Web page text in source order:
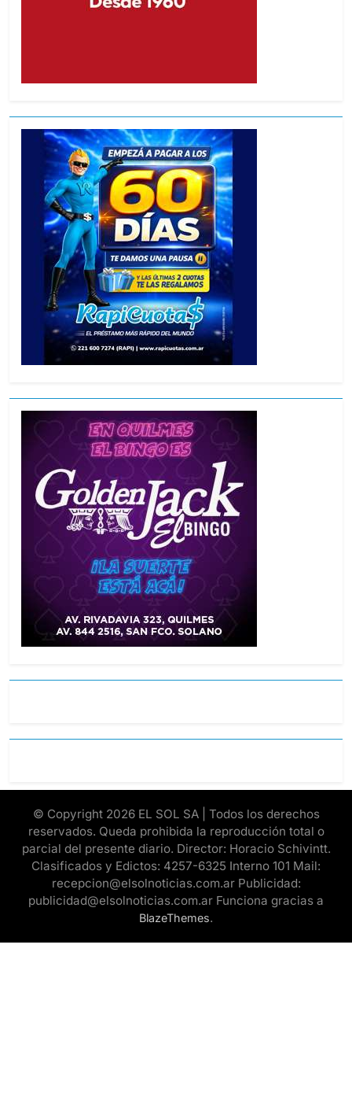
© Copyright 2026 EL SOL SA | Todos los derechos
reservados. Queda prohibida la reproducción total o
parcial del presente diario. Director: Horacio Schivintt.
Clasificados y Edictos: 4257-6325 Interno 101 Mail:
recepcion@elsolnoticias.com.ar Publicidad:
publicidad@elsolnoticias.com.ar Funciona gracias a
BlazeThemes.